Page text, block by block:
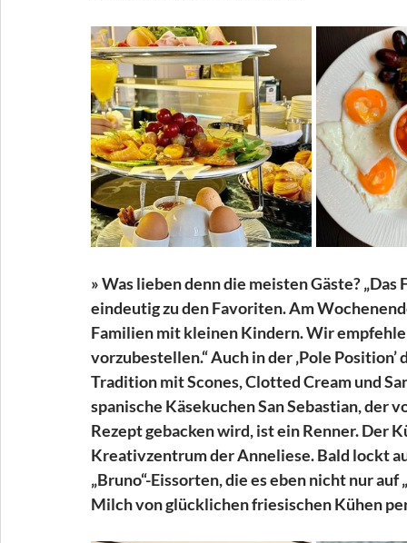
» Was lieben denn die meisten Gäste?
eindeutig zu den Favoriten. Am
Familien mit kleinen Kindern. Wir
vorzubestellen.“ Auch in der ‚Pole
Tradition mit Scones, Clotted Cream und
spanische Käsekuchen San Sebastian, der
Rezept gebacken wird, ist ein Renner. Der
Kreativzentrum der Anneliese. Bald lockt
„Bruno“-Eissorten, die es eben nicht nur
Milch von glücklichen friesischen Kühen